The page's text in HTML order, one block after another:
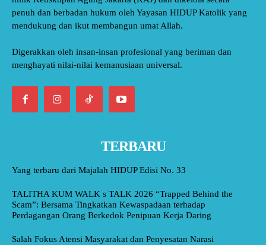
penuh dan berbadan hukum oleh Yayasan HIDUP Katolik yang
mendukung dan ikut membangun umat Allah.
Digerakkan oleh insan-insan profesional yang beriman dan
menghayati nilai-nilai kemanusiaan universal.
TERBARU
Yang terbaru dari Majalah HIDUP Edisi No. 33
TALITHA KUM WALK s TALK 2026 “Trapped Behind the
Scam”: Bersama Tingkatkan Kewaspadaan terhadap
Perdagangan Orang Berkedok Penipuan Kerja Daring
Salah Fokus Atensi Masyarakat dan Penyesatan Narasi